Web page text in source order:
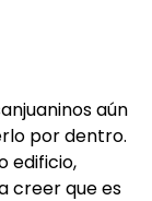
aún
por dentro.
edificio,
creer que es